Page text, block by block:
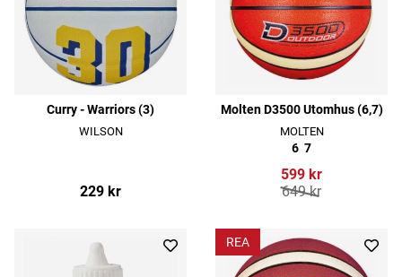
Curry - Warriors (3)
WILSON
229 kr
Molten D3500 Utomhus (6,7)
MOLTEN
6 7
599 kr
649 kr
REA